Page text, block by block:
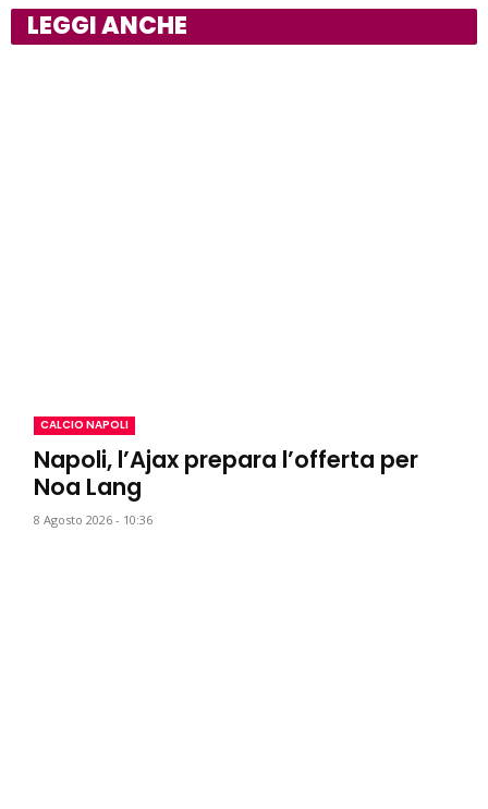
LEGGI ANCHE
CALCIO NAPOLI
Napoli, l’Ajax prepara l’offerta per
Noa Lang
8 Agosto 2026 - 10:36